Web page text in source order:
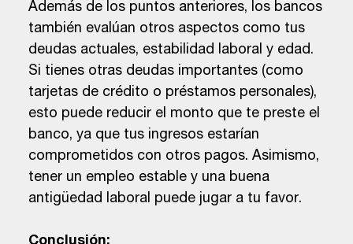
Además de los puntos anteriores, los bancos
también evalúan otros aspectos como tus
deudas actuales, estabilidad laboral y edad.
Si tienes otras deudas importantes (como
tarjetas de crédito o préstamos personales),
esto puede reducir el monto que te preste el
banco, ya que tus ingresos estarían
comprometidos con otros pagos. Asimismo,
tener un empleo estable y una buena
antigüedad laboral puede jugar a tu favor.